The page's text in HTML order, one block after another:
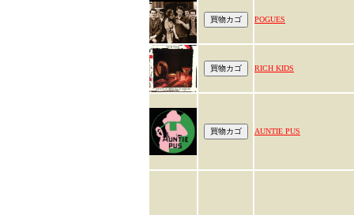
POGUES
RICH KIDS
AUNTIE PUS